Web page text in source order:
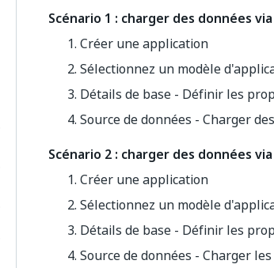
Scénario 1 : charger des données
Créer une application
Sélectionnez un modèle
Détails de base - Définir les
Source de données - Charger
Scénario 2 : charger des données
Créer une application
Sélectionnez un modèle
Détails de base - Définir les
Source de données - Charger